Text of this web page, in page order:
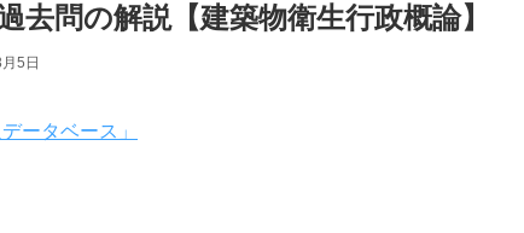
問の解説【建築物衛生行政概論】
5日
ータベース」